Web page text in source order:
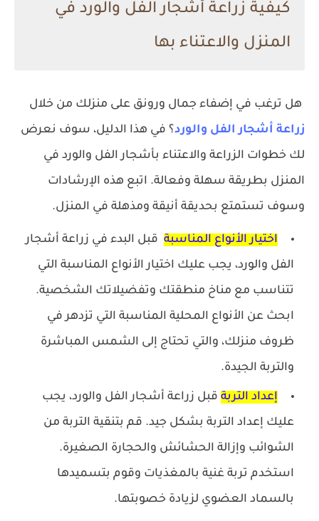
كيفية زراعة أشجار الفل والورد في
المنزل والاعتناء بها
هل ترغب في إضفاء جمال ورونق على منزلك من خلال
زراعة أشجار الفل والورد؟ في هذا الدليل، سوف نعرض
لك خطوات الزراعة والاعتناء بأشجار الفل والورد في
المنزل بطريقة سهلة وفعالة. اتبع هذه الإرشادات
وسوف تستمتع بحديقة أنيقة ومذهلة في المنزل.
اختيار الأنواع المناسبة قبل البدء في زراعة أشجار
الفل والورد، يجب عليك اختيار الأنواع المناسبة التي
تتناسب مع مناخ منطقتك وتفضيلاتك الشخصية.
ابحث عن الأنواع المحلية المناسبة التي تزدهر في
ظروف منزلك، والتي تحتاج إلى الشمس المباشرة
والتربة الجيدة.
إعداد التربة قبل زراعة أشجار الفل والورد، يجب
عليك إعداد التربة بشكل جيد. قم بتنقية التربة من
الشوائب وإزالة الحشائش والحجارة الصغيرة.
استخدم تربة غنية بالمغذيات وقوم بتسميدها
بالسماد العضوي لزيادة خصوبتها.